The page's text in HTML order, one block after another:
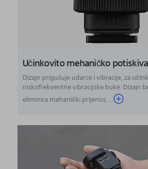
Učinkovito mehaničko
Dizajn prigušuje udarce i vibracije, za
niskofrekventne vibracijske buke. Dizajn
eliminira mehanički prijenos ...